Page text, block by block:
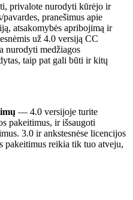
privalote nurodyti kūrėjo ir
pranešimus apie
atsakomybės apribojimą ir
už 4.0 versiją CC
nurodyti medžiagos
taip pat gali būti ir kitų
— 4.0 versijoje turite
pakeitimus, ir išsaugoti
3.0 ir ankstesnėse licencijos
pakeitimus reikia tik tuo atveju,